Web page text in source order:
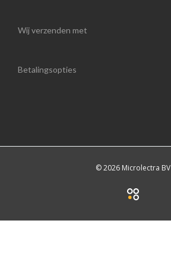
Wij verzenden met
Betalingsopties
© 2026 Microlectra BV